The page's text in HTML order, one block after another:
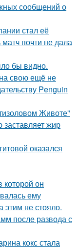
сообщений о
стал её
почти не дала
бы видно.
свою ещё не
Penguin
Животе"
заставляет жир
оказался
он
ему
этим не стояло.
после развода с
кокс стала